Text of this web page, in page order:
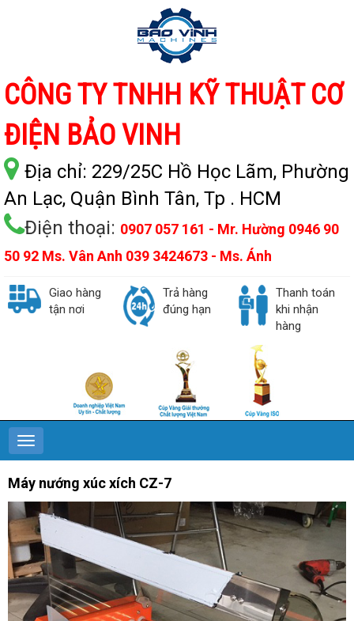
CÔNG TY TNHH KỸ THUẬT CƠ
ĐIỆN BẢO VINH
Địa chỉ: 229/25C Hồ Học Lãm, Phường
An Lạc, Quận Bình Tân, Tp . HCM
Điện thoại: 0907 057 161 - Mr. Hường 0946 90
50 92 Ms. Vân Anh 039 3424673 - Ms. Ánh
Giao hàng
tận nơi
Trả hàng
đúng hạn
Thanh toán
khi nhận
hàng
Máy nướng xúc xích CZ-7